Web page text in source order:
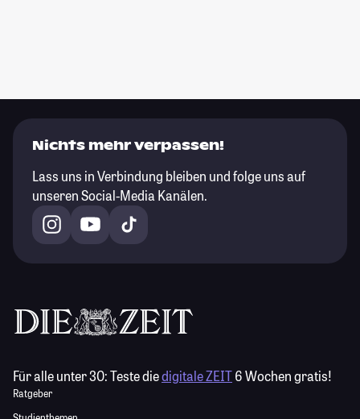
Nichts mehr verpassen!
Lass uns in Verbindung bleiben und folge uns auf
unseren Social-Media Kanälen.
Für alle unter 30:Teste diedigitale ZEIT6 Wochen gratis!
Ratgeber